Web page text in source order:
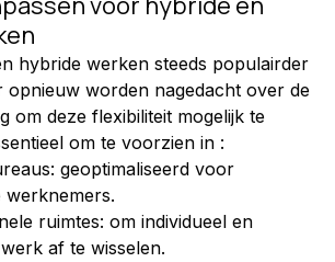
hybride werken steeds populairder
opnieuw worden nagedacht over de
om deze flexibiliteit mogelijk te
om te voorzien in :
geoptimaliseerd voor
werknemers.
ruimtes: om individueel en
af te wisselen.